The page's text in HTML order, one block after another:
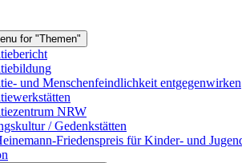
for "Themen"
und Menschenfeindlichkeit entgegenwirken
NRW
/ Gedenkstätten
Friedenspreis für Kinder- und